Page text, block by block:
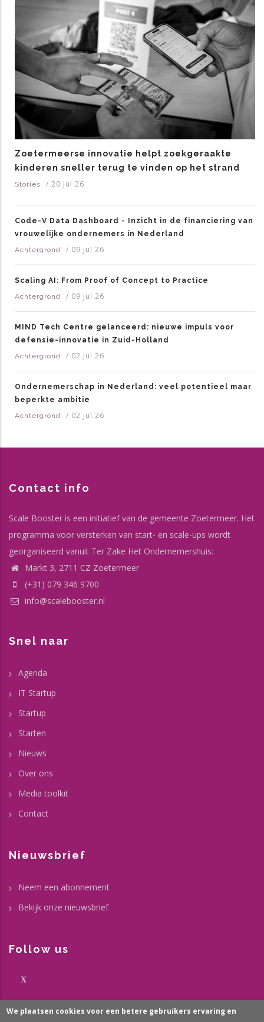
Zoetermeerse innovatie helpt zoekgeraakte
kinderen sneller terug te vinden op het strand
Stories / 20 jul 26
Code-V Data Dashboard - Inzicht in de financiering van
vrouwelijke ondernemers in Nederland
Achtergrond
/ 09 jul 26
Scaling AI: From Proof of Concept to Practice
Achtergrond
/ 09 jul 26
MIND Tech Centre gelanceerd: nieuwe impuls voor
defensie-innovatie in Zuid-Holland
Achtergrond
/ 02 jul 26
Ondernemerschap in Nederland: veel potentieel maar
beperkte ambitie
Achtergrond
/ 02 jul 26
Contact info
Scale Booster is een initiatief van de gemeente Zoetermeer. Het
programma voor versterken van start- en scale-ups wordt
georganiseerd vanuit Ter Zake Het Ondernemershuis:
Markt 3, 2711 CZ Zoetermeer
(+31) 079 346 9700
info@scalebooster.nl
Snel naar
Agenda
IT Startup
Startup
Starten
Nieuws
Over ons
Media toolkit
Contact
Nieuwsbrief
Neem een abonnement
Bekijk onze nieuwsbrief
Follow us
X
We plaatsen cookies voor een betere gebruikers ervaring en